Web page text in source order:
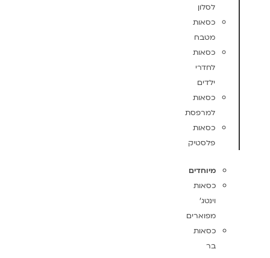
לסלון
כסאות
מטבח
כסאות
לחדרי
ילדים
כסאות
למרפסת
כסאות
פלסטיק
מיוחדים
כסאות
וינטג'
מפוארים
כסאות
בר